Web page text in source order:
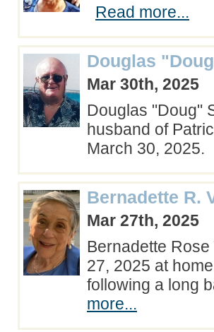
Read more...
Douglas
Mar 30th, 2025
Douglas "Doug"
husband of
March 30, 2025.
Bernadette R.
Mar 27th, 2025
Bernadette
27, 2025 at
following a long
more...